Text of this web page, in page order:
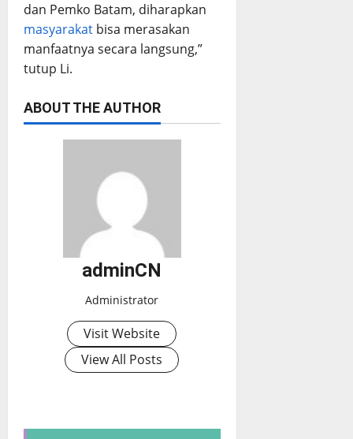
dan Pemko Batam, diharapkan
masyarakat bisa merasakan
manfaatnya secara langsung,”
tutup Li.
ABOUT THE AUTHOR
adminCN
Administrator
Visit Website
View All Posts